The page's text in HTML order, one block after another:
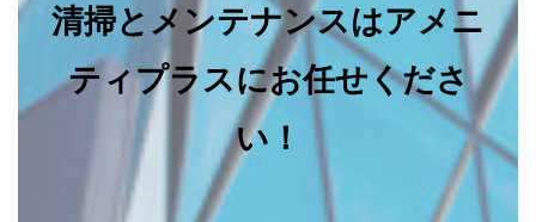
清掃とメンテナンスはアメニ
ティプラスにお任せくださ
い！